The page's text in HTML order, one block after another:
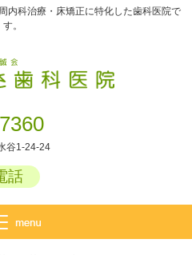
内科治療・床矯正に特化した歯科医院で
す。
谷1-24-24
話